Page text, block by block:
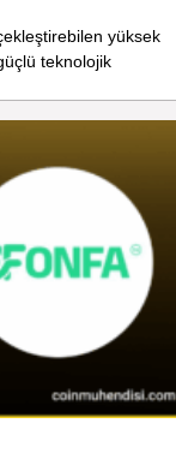
yüksek
teknolojik